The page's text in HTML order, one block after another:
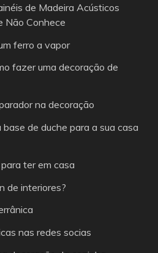
de Madeira Acústicos
Não Conhece
ferro a vapor
fazer uma decoração de
na decoração
de duche para a sua casa
ter em casa
de interiores?
nas redes socias